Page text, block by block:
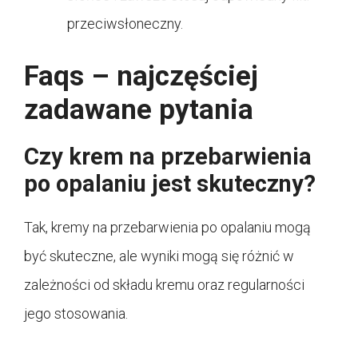
przeciwsłoneczny.
Faqs – najczęściej
zadawane pytania
Czy krem na przebarwienia
po opalaniu jest skuteczny?
Tak, kremy na przebarwienia po opalaniu mogą
być skuteczne, ale wyniki mogą się różnić w
zależności od składu kremu oraz regularności
jego stosowania.